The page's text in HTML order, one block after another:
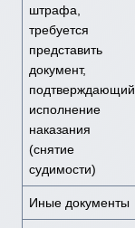
штрафа,
требуется
представить
документ,
подтверждающий
исполнение
наказания
(снятие
судимости)
Иные документы